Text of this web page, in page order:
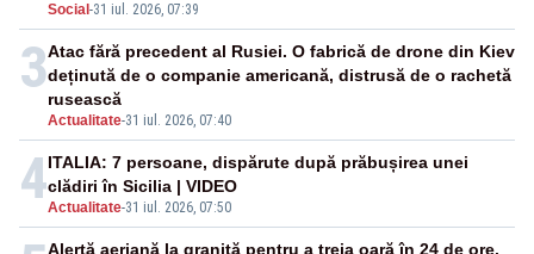
Social -31 iul. 2026, 07:39
3
Actualitate-31 iul. 2026, 07:40
Atac fără precedent al Rusiei. O fabrică de drone din Kiev
deținută de o companie americană, distrusă de o rachetă
rusească
4Actualitate-31 iul. 2026, 07:50
ITALIA: 7 persoane, dispărute după prăbușirea unei
clădiri în Sicilia | VIDEO
Alertă aeriană la graniță pentru a treia oară în 24 de ore.